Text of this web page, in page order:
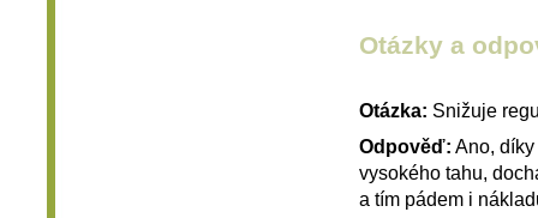
Otázky a
Otázka: Snižuje
Odpověď: Ano,
vysokého tahu,
a tím pádem i